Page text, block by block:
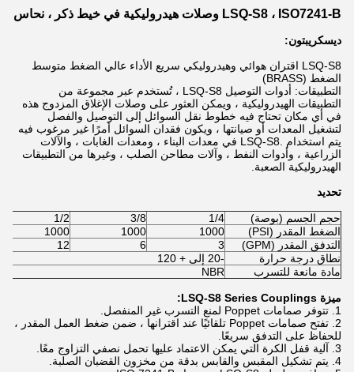
LSQ-S8 ، ISO7241-B وصلات هيدروليكية في خيط ذكر ، نحاس
ديسكريبتون:
LSQ-S8 اقتران هوائي وهيدروليكي سريع الأداء عالي الضغط متوسط ​​
الضغط (BRASS)
التطبيقات: أدوات التوصيل LSQ-S8 ، تُستخدم عبر مجموعة من
التطبيقات الهيدروليكية ، ويمكن العثور على وصلات الإغلاق المزدوج هذه
في أي مكان تحتاج فيه خطوط نقل السوائل إلى التوصيل والفصل
لتشغيل المعدات أو صيانتها ، ويكون فقدان السوائل أمرًا غير مرغوب فيه
يتم استخدام .LSQ-S8 في معدات البناء ، ومعدات الغابات ، والآلات
الزراعية ، وأدوات النفط ، وآلات مطاحن الصلب ، وغيرها من التطبيقات
الهيدروليكية الصعبة.
تحديد
حجم الجسم (بوصة) 1/4
3/8
1/2
الضغط المقدر (PSI)
1000
1000
1000
التدفق المقدر (GPM)
3
6
12
نطاق درجة حرارة
-20 إلى + 120
مادة مانعة للتسرب
NBR
ميزة LSQ-S8 Series Couplings:
1. تتوفر صمامات Poppet لمنع التسرب غير المنفصل.
2. تفتح صمامات Poppet تلقائيًا عند اقترانها ، ضمن ضغط العمل المقدر ،
للحفاظ على التدفق سريعًا.
3. آلية قفل الكرة التي يمكن الاعتماد عليها تحمل نصفي التزاوج معًا.
4. يتم تشكيل المقبس والقابس بدقة من مخزون القضبان الصلبة.